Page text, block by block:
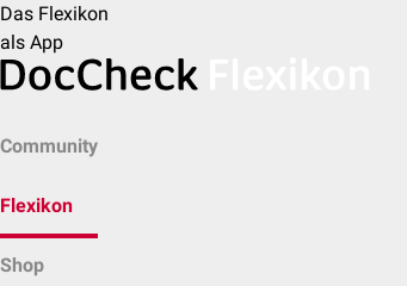
Das Flexikon
als App
Community
Flexikon
Shop